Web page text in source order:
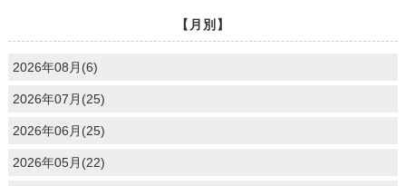
【月別】
2026年08月(6)
2026年07月(25)
2026年06月(25)
2026年05月(22)